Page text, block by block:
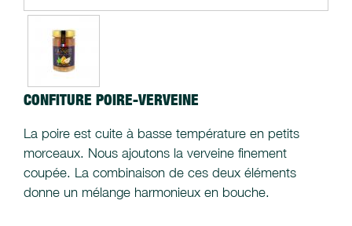
CONFITURE POIRE-VERVEINE
La poire est cuite à basse température en petits
morceaux. Nous ajoutons la verveine finement
coupée. La combinaison de ces deux éléments
donne un mélange harmonieux en bouche.